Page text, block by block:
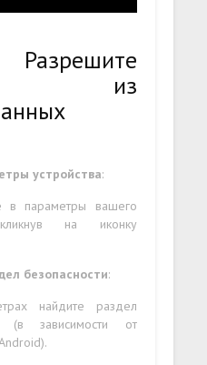
из
устройства:
в параметры вашего
кликнув на иконку
безопасности:
найдите раздел
(в зависимости от